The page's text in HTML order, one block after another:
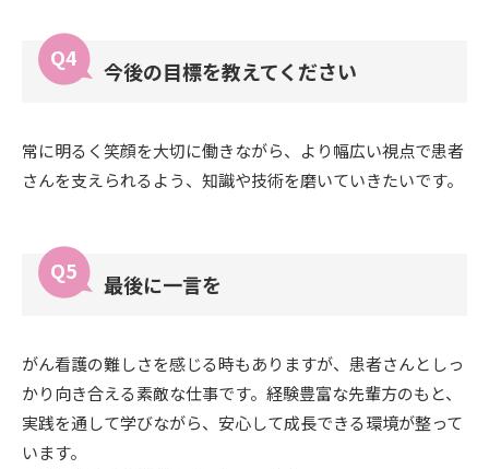
今後の目標を教えてください
常に明るく笑顔を大切に働きながら、より幅広い視点で患者
さんを支えられるよう、知識や技術を磨いていきたいです。
最後に一言を
がん看護の難しさを感じる時もありますが、患者さんとしっ
かり向き合える素敵な仕事です。経験豊富な先輩方のもと、
実践を通して学びながら、安心して成長できる環境が整って
います。